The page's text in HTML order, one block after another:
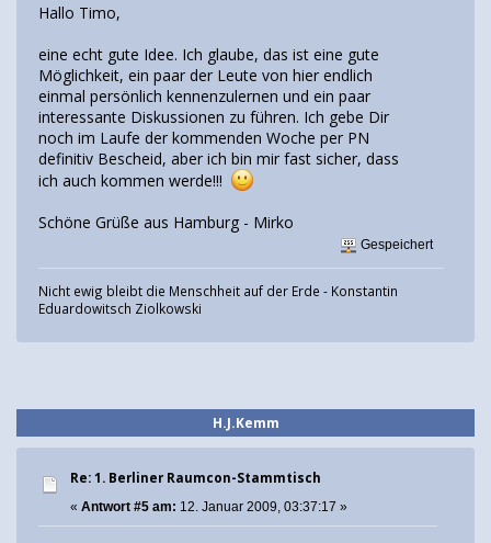
Hallo Timo,
eine echt gute Idee. Ich glaube, das ist eine gute
Möglichkeit, ein paar der Leute von hier endlich
einmal persönlich kennenzulernen und ein paar
interessante Diskussionen zu führen. Ich gebe Dir
noch im Laufe der kommenden Woche per PN
definitiv Bescheid, aber ich bin mir fast sicher, dass
ich auch kommen werde!!!
Schöne Grüße aus Hamburg - Mirko
Gespeichert
Nicht ewig bleibt die Menschheit auf der Erde - Konstantin
Eduardowitsch Ziolkowski
H.J.Kemm
Re: 1. Berliner Raumcon-Stammtisch
« Antwort #5 am: 12. Januar 2009, 03:37:17 »